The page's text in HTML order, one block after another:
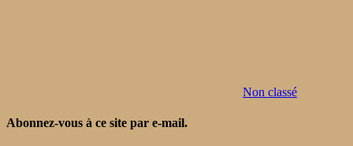
Non classé
Abonnez-vous à ce site par e-mail.